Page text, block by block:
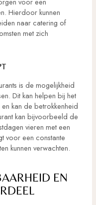
Hierdoor kunnen
naar catering of
met zich
is de mogelijkheid
Dit kan helpen bij het
kan de betrokkenheid
kan bijvoorbeeld de
vieren met een
voor een constante
kunnen verwachten.
EN